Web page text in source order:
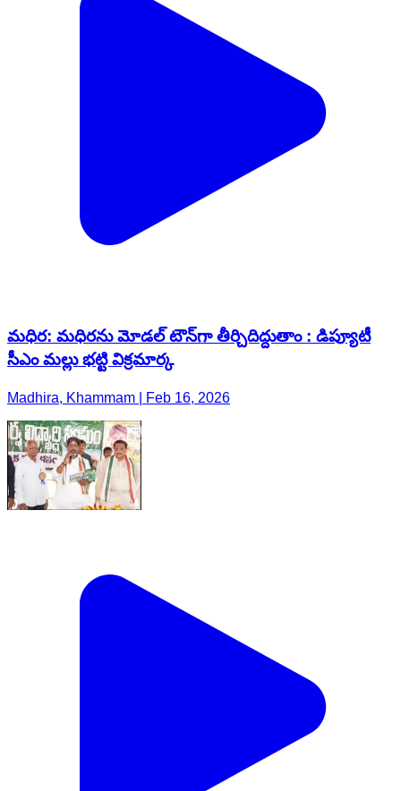
మధిర: మధిరను మోడల్ టౌన్‌గా తీర్చిదిద్దుతాం : డిప్యూటీ
సీఎం మల్లు భట్టి విక్రమార్క
Madhira, Khammam | Feb 16, 2026